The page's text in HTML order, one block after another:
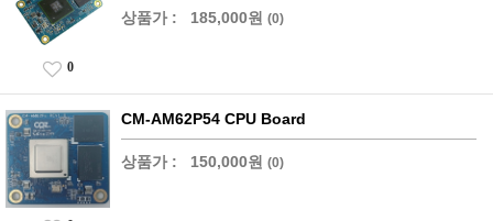
상품가 : 185,000원 (0)
0
CM-AM62P54 CPU Board
상품가 : 150,000원 (0)